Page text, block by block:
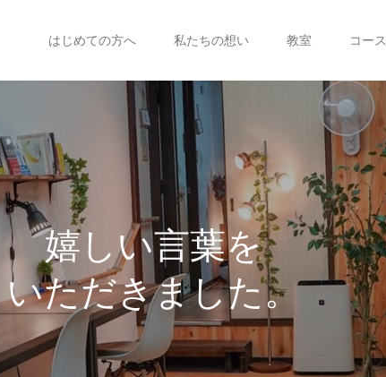
はじめての方へ 私たちの想い 教室 コース
嬉しい言葉を
いただきました。